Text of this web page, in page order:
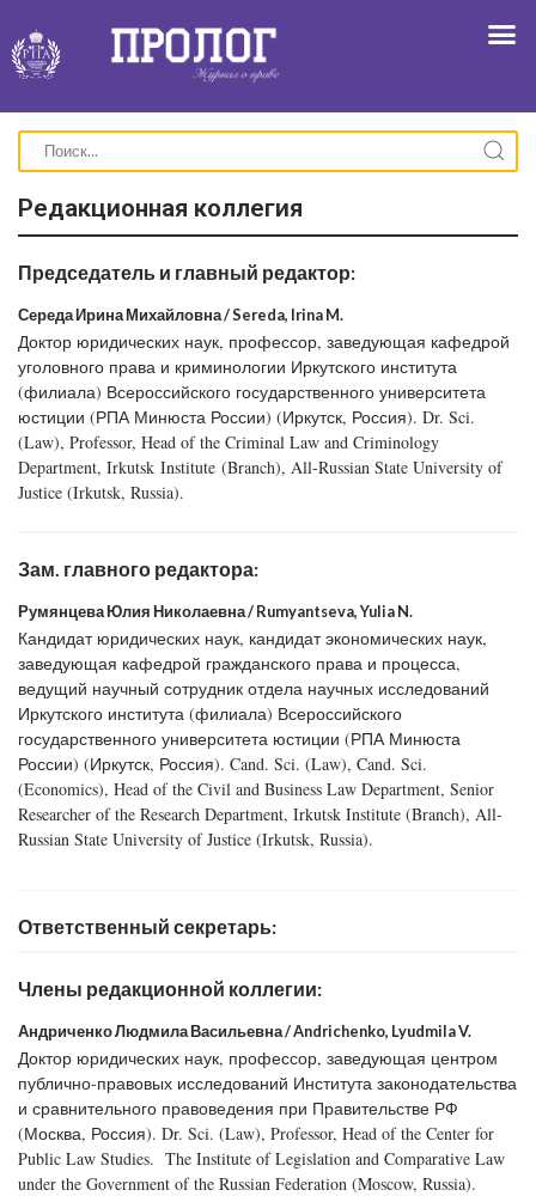
Редакционная коллегия
Председатель и главный редактор:
Середа Ирина Михайловна / Sereda, Irina M.
Доктор юридических наук, профессор, заведующая кафедрой
уголовного права и криминологии Иркутского института
(филиала) Всероссийского государственного университета
юстиции (РПА Минюста России) (Иркутск, Россия). Dr. Sci.
(Law), Professor, Head of the Criminal Law and Criminology
Department, Irkutsk Institute (Branch), All-Russian State University of
Justice (Irkutsk, Russia).
Зам. главного редактора:
Румянцева Юлия Николаевна / Rumyantseva, Yulia N.
Кандидат юридических наук, кандидат экономических наук,
заведующая кафедрой гражданского права и процесса,
ведущий научный сотрудник отдела научных исследований
Иркутского института (филиала) Всероссийского
государственного университета юстиции (РПА Минюста
России) (Иркутск, Россия). Cand. Sci. (Law), Cand. Sci.
(Economics), Head of the Civil and Business Law Department, Senior
Researcher of the Research Department, Irkutsk Institute (Branch), All-
Russian State University of Justice (Irkutsk, Russia).
Ответственный секретарь:
Члены редакционной коллегии:
Андриченко Людмила Васильевна / Andrichenko, Lyudmila V.
Доктор юридических наук, профессор, заведующая центром
публично-правовых исследований Института законодательства
и сравнительного правоведения при Правительстве РФ
(Москва, Россия). Dr. Sci. (Law), Professor, Head of the Center for
Public Law Studies. The Institute of Legislation and Comparative Law
under the Government of the Russian Federation (Moscow, Russia).